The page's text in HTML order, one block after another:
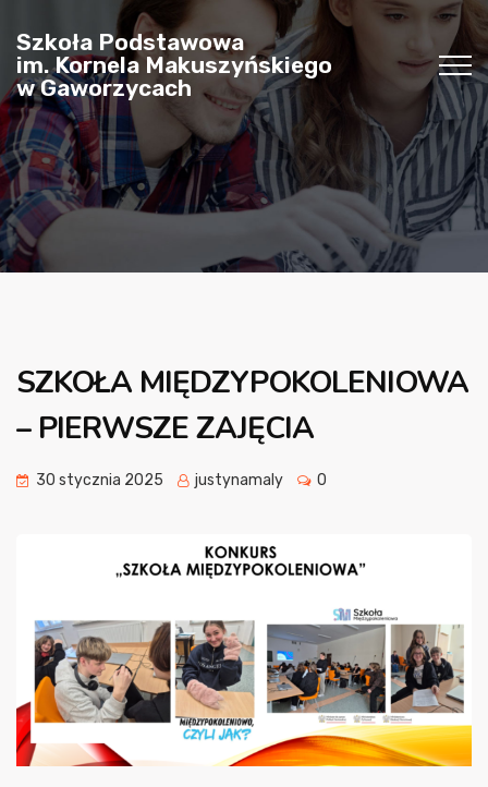
Szkoła Podstawowa
im. Kornela Makuszyńskiego
w Gaworzycach
SZKOŁA MIĘDZYPOKOLENIOWA
– PIERWSZE ZAJĘCIA
30 stycznia 2025 justynamaly 0